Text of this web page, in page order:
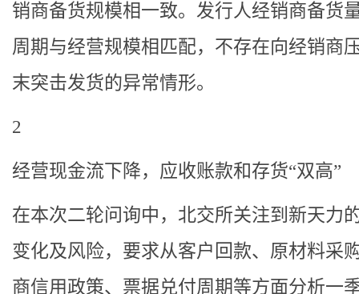
销商备货规模相一致。发行人经销商备货
周期与经营规模相匹配，不存在向经销商
末突击发货的异常情形。
2
经营现金流下降，应收账款和存货“双高”
在本次二轮问询中，北交所关注到新天力
变化及风险，要求从客户回款、原材料采
商信用政策、票据兑付周期等方面分析一